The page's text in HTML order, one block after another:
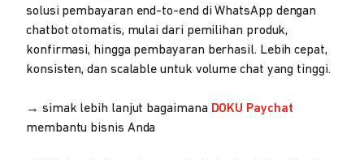
solusi pembayaran end-to-end di WhatsApp dengan
chatbot otomatis, mulai dari pemilihan produk,
konfirmasi, hingga pembayaran berhasil. Lebih cepat,
konsisten, dan scalable untuk volume chat yang tinggi.
→ simak lebih lanjut bagaimana DOKU Paychat
membantu bisnis Anda